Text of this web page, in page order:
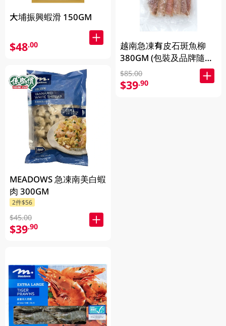
大埔振興蝦滑 150GM
$48.00
MEADOWS 急凍南美白蝦
肉 300GM
2件$56
$45.00
$39.90
越南急凍有皮石斑魚柳
380GM (包裝及品牌隨機
發放)
$85.00
$39.90